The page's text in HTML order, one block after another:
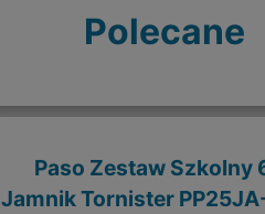
Polecane
Paso Zestaw Szkolny
Jamnik Tornister